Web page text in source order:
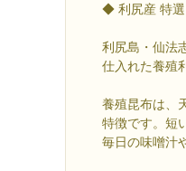
◆ 利尻産 特選
利尻島・仙法
仕入れた養殖
養殖昆布は、
特徴です。短
毎日の味噌汁